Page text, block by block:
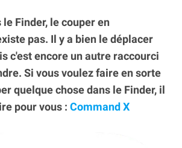
Finder, le couper en
pas. Il y a bien le déplacer
c'est encore un autre raccourci
Si vous voulez faire en sorte
quelque chose dans le Finder, il
pour vous : Command X